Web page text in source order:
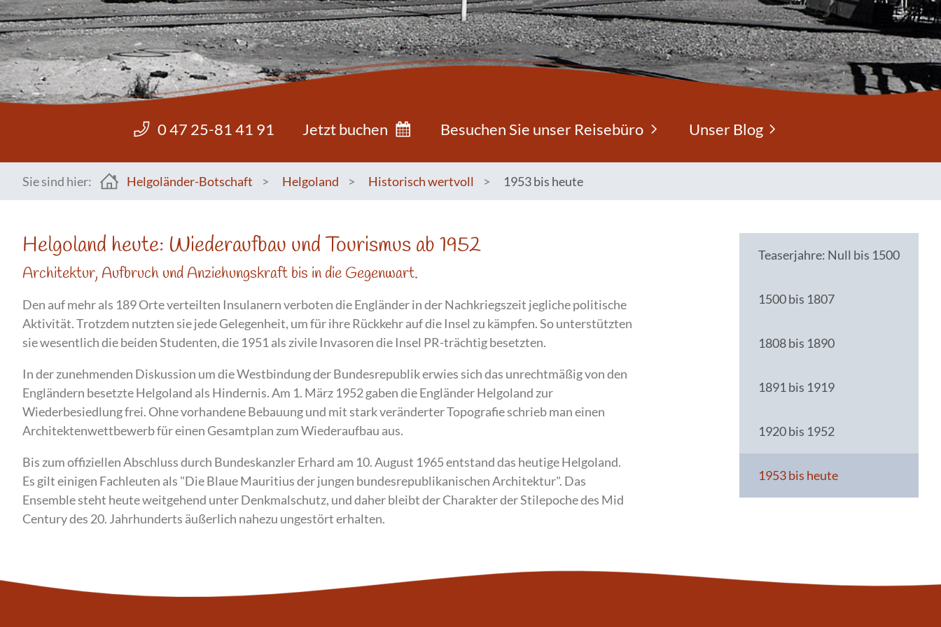
0 47 25-81 41 91 Jetzt buchen Besuchen Sie unser Reisebüro Unser Blog
You are here:
Sie sind hier: Helgoländer-Botschaft > Helgoland > Historisch wertvoll > 1953 bis heute
Helgoland heute: Wiederaufbau und Tourismus ab 1952
Architektur, Aufbruch und Anziehungskraft bis in die Gegenwart.
Den auf mehr als 189 Orte verteilten Insulanern verboten die Engländer in der Nachkriegszeit jegliche politische
Aktivität. Trotzdem nutzten sie jede Gelegenheit, um für ihre Rückkehr auf die Insel zu kämpfen. So unterstützten
sie wesentlich die beiden Studenten, die 1951 als zivile Invasoren die Insel PR-trächtig besetzten.
In der zunehmenden Diskussion um die Westbindung der Bundesrepublik erwies sich das unrechtmäßig von den
Engländern besetzte Helgoland als Hindernis. Am 1. März 1952 gaben die Engländer Helgoland zur
Wiederbesiedlung frei. Ohne vorhandene Bebauung und mit stark veränderter Topografie schrieb man einen
Architektenwettbewerb für einen Gesamtplan zum Wiederaufbau aus.
Bis zum offiziellen Abschluss durch Bundeskanzler Erhard am 10. August 1965 entstand das heutige Helgoland.
Es gilt einigen Fachleuten als "Die Blaue Mauritius der jungen bundesrepublikanischen Architektur". Das
Ensemble steht heute weitgehend unter Denkmalschutz, und daher bleibt der Charakter der Stilepoche des Mid
Century des 20. Jahrhunderts äußerlich nahezu ungestört erhalten.
Teaserjahre: Null bis 1500
1500 bis 1807
1808 bis 1890
1891 bis 1919
1920 bis 1952
1953 bis heute